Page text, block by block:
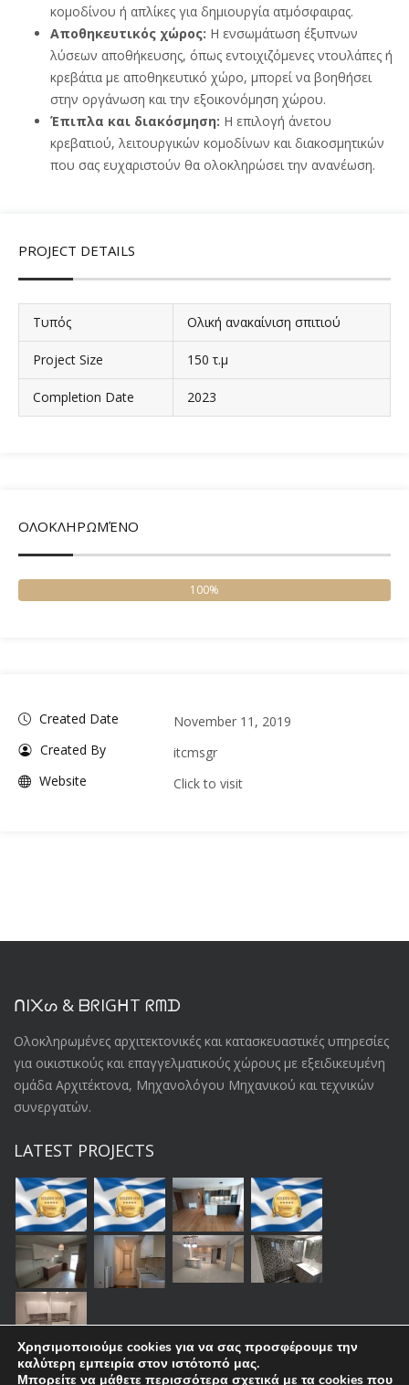
κομοδίνου ή απλίκες για δημιουργία ατμόσφαιρας.
Αποθηκευτικός χώρος: Η ενσωμάτωση έξυπνων
λύσεων αποθήκευσης, όπως εντοιχιζόμενες ντουλάπες ή
κρεβάτια με αποθηκευτικό χώρο, μπορεί να βοηθήσει
στην οργάνωση και την εξοικονόμηση χώρου.
Έπιπλα και διακόσμηση: Η επιλογή άνετου
κρεβατιού, λειτουργικών κομοδίνων και διακοσμητικών
που σας ευχαριστούν θα ολοκληρώσει την ανανέωση.
PROJECT DETAILS
Τυπός Ολική ανακαίνιση σπιτιού
Project Size 150 τ.μ
Completion Date 2023
ΟΛΟΚΛΗΡΩΜΈΝΟ
100%
Created Date
November 11, 2019
Created By
itcmsgr
Website
Click to visit
ᑎI᙭ᔕ & ᗷᖇIGᕼT ᖇᗰᗪ
Oλοκληρωμένες αρχιτεκτονικές και κατασκευαστικές υπηρεσίες
για οικιστικούς και επαγγελματικούς χώρους με εξειδικευμένη
ομάδα Αρχιτέκτονα, Μηχανολόγου Μηχανικού και τεχνικών
συνεργατών.
LATEST PROJECTS
Χρησιμοποιούμε cookies για να σας προσφέρουμε την
καλύτερη εμπειρία στον ιστότοπό μας.
Μπορείτε να μάθετε περισσότερα σχετικά με τα cookies που